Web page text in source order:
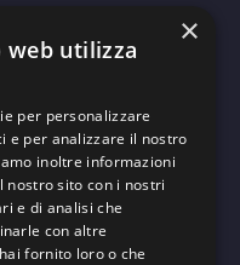
×
web utilizza
per personalizzare
e per analizzare il nostro
inoltre informazioni
nostro sito con i nostri
e di analisi che
con altre
fornito loro o che